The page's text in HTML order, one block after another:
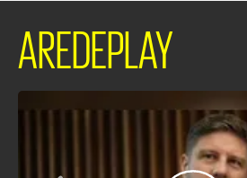
AREDEPLAY